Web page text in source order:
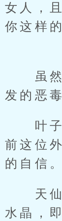
女人，
你这样
虽然内
发的恶毒
叶子看
前这位
的自信。
天仙楼
水晶，